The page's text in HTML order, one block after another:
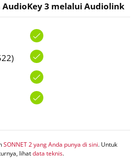
3 melalui Audiolink
SONNET 2 yang Anda punya di sini. Untuk
lihatdata teknis.